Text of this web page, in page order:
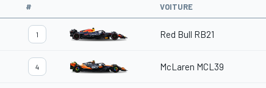
# VOITURE
1 Red Bull RB21
4 McLaren MCL39